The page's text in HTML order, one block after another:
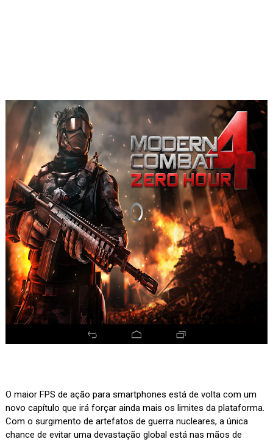
O maior FPS de ação para smartphones está de volta com um
novo capítulo que irá forçar ainda mais os limites da plataforma.
Com o surgimento de artefatos de guerra nucleares, a única
chance de evitar uma devastação global está nas mãos de